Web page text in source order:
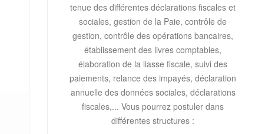
tenue des différentes déclarations fiscales et
sociales, gestion de la Paie, contrôle de
gestion, contrôle des opérations bancaires,
établissement des livres comptables,
élaboration de la liasse fiscale, suivi des
paiements, relance des impayés, déclaration
annuelle des données sociales, déclarations
fiscales,... Vous pourrez postuler dans
différentes structures :